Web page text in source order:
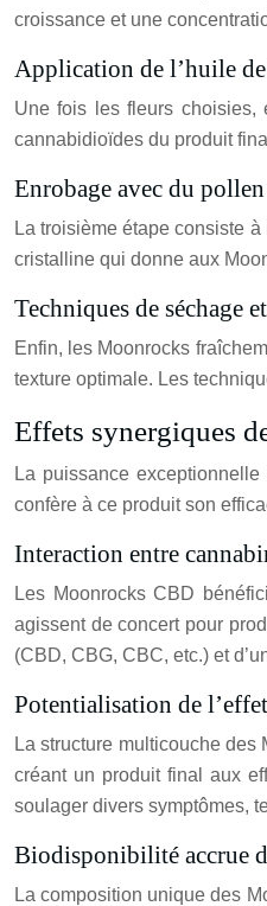
croissance et une
Application de l’huile
Une fois les fleurs choisies,
cannabidioïdes du produit
Enrobage avec du
La troisième étape consiste
cristalline qui donne aux
Techniques de séchage
Enfin, les Moonrocks
texture optimale. Les
Effets synergiques
La puissance
confère à ce produit son
Interaction entre
Les Moonrocks CBD
agissent de concert pour
(CBD, CBG, CBC, etc.) et
Potentialisation de
La structure multicouche des
créant un produit final aux
soulager divers symptômes,
Biodisponibilité accrue
La composition unique des